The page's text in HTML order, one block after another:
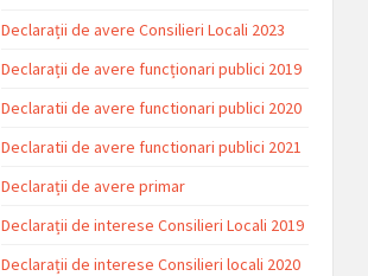
Declarații de avere Consilieri Locali 2023
Declarații de avere funcționari publici 2019
Declaratii de avere functionari publici 2020
Declaratii de avere functionari publici 2021
Declarații de avere primar
Declarații de interese Consilieri Locali 2019
Declarații de interese Consilieri locali 2020